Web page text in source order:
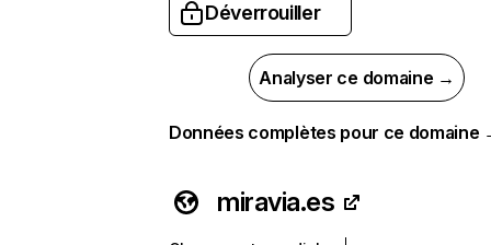
Déverrouiller
Analyser ce domaine →
Données complètes pour ce domaine
miravia.es